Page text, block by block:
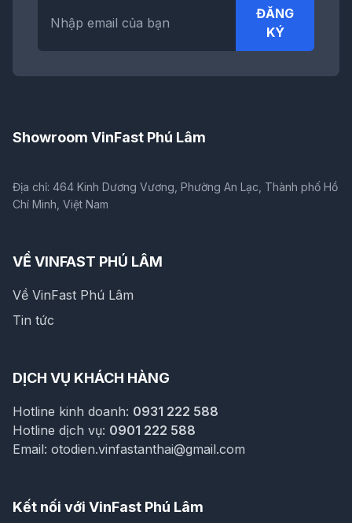
ĐĂNG
KÝ
Showroom VinFast Phú Lâm
Địa chỉ: 464 Kinh Dương Vương, Phường An Lạc, Thành phố Hồ
Chí Minh, Việt Nam
VỀ VINFAST PHÚ LÂM
Về VinFast Phú Lâm
Tin tức
DỊCH VỤ KHÁCH HÀNG
Hotline kinh doanh: 0931 222 588
Hotline dịch vụ: 0901 222 588
Email: otodien.vinfastanthai@gmail.com
Kết nối với VinFast Phú Lâm